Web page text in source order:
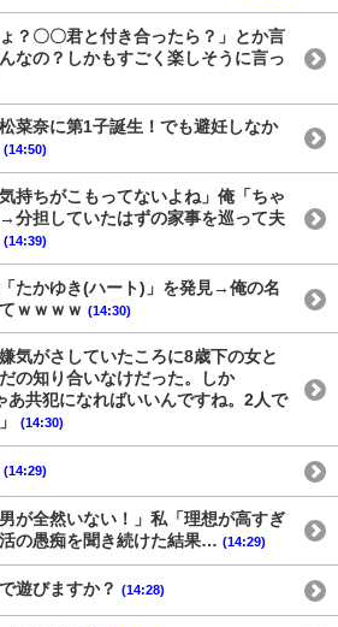
？〇〇君と付き合ったら？」とか言
なの？しかもすごく楽しそうに言っ
菜奈に第1子誕生！でも避妊しなか
(14:50)
持ちがこもってないよね」俺「ちゃ
分担していたはずの家事を巡って夫
(14:39)
「たかゆき(ハート)」を発見→俺の名
ｗｗｗｗ (14:30)
気がさしていたころに8歳下の女と
の知り合いなけだった。しか
犯になればいいんですね。2人で
(14:30)
(14:29)
が全然いない！」私「理想が高すぎ
の愚痴を聞き続けた結果… (14:29)
遊びますか？ (14:28)